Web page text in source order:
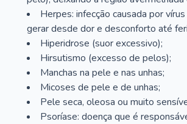
Herpes: infecção causada por
gerar desde dor e desconforto até
Hiperidrose (suor excessivo);
Hirsutismo (excesso de pelos);
Manchas na pele e nas unhas;
Micoses de pele e de unhas;
Pele seca, oleosa ou muito
Psoríase: doença que é